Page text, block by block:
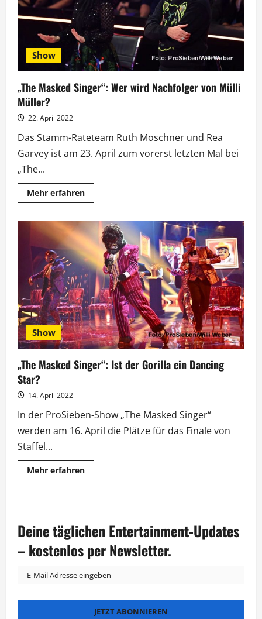
Show
„The Masked Singer“: Wer wird Nachfolger von Mülli
Müller?
22. April 2022
Das Stamm-Rateteam Ruth Moschner und Rea
Garvey ist am 23. April zum vorerst letzten Mal bei
„The...
Mehr erfahrenMehr
Informationen
Masked
Singer“:
Wer
wird
Nachfolger
von
Mülli
Müller?
Show
„The Masked Singer“: Ist der Gorilla ein Dancing
Star?
14. April 2022
In der ProSieben-Show „The Masked Singer“
werden am 16. April die Plätze für das Finale von
Staffel...
Mehr erfahrenMehr
Informationen
der
Gorilla
Dancing
Star?
Deine täglichen Entertainment-Updates
– kostenlos per Newsletter.